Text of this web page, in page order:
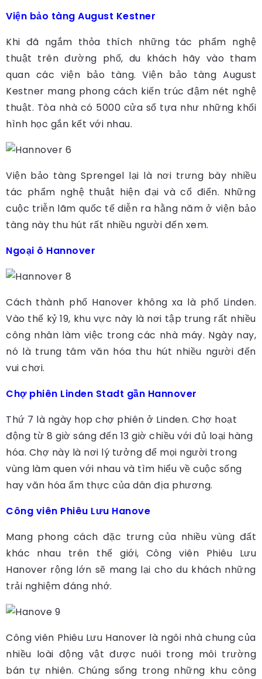
Viện bảo tàng August Kestner
Khi đã ngắm thỏa thích những tác phẩm nghệ
thuật trên đường phố, du khách hãy vào tham
quan các viện bảo tàng. Viện bảo tàng August
Kestner mang phong cách kiến trúc đậm nét nghệ
thuật. Tòa nhà có 5000 cửa sổ tựa như những khối
hình học gắn kết với nhau.
Viện bảo tàng Sprengel lại là nơi trưng bày nhiều
tác phẩm nghệ thuật hiện đại và cổ điển. Những
cuộc triễn lãm quốc tế diễn ra hằng năm ở viện bảo
tàng này thu hút rất nhiều người đến xem.
Ngoại ô Hannover
Cách thành phố Hanover không xa là phố Linden.
Vào thế kỷ 19, khu vực này là nơi tập trung rất nhiều
công nhân làm việc trong các nhà máy. Ngày nay,
nó là trung tâm văn hóa thu hút nhiều người đến
vui chơi.
Chợ phiên Linden Stadt gần Hannover
Thứ 7 là ngày họp chợ phiên ở Linden. Chợ hoạt
động từ 8 giờ sáng đến 13 giờ chiều với đủ loại hàng
hóa. Chợ này là nơi lý tưởng để mọi người trong
vùng làm quen với nhau và tìm hiểu về cuộc sống
hay văn hóa ẩm thực của dân địa phương.
Công viên Phiêu Lưu Hanove
Mang phong cách đặc trưng của nhiều vùng đất
khác nhau trên thế giới, Công viên Phiêu Lưu
Hanover rộng lớn sẽ mang lại cho du khách những
trải nghiệm đáng nhớ.
Công viên Phiêu Lưu Hanover là ngôi nhà chung của
nhiều loài động vật được nuôi trong môi trường
bán tự nhiên. Chúng sống trong những khu công